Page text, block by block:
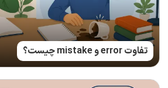
تفاوت error و mistake چیست؟